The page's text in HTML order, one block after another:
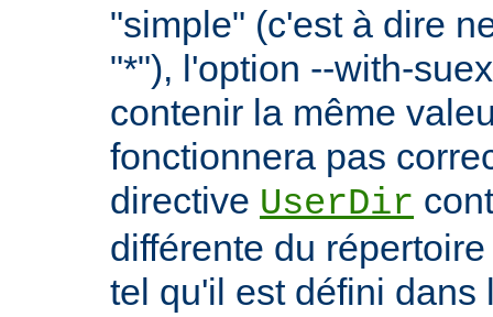
"simple" (c'est à dire
"*"), l'option --with-
contenir la même
fonctionnera pas
directive UserDir
différente du
tel qu'il est défini